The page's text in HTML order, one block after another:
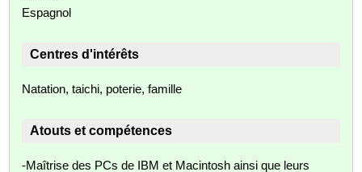
Espagnol
Centres d'intérêts
Natation, taichi, poterie, famille
Atouts et compétences
-Maîtrise des PCs de IBM et Macintosh ainsi que leurs